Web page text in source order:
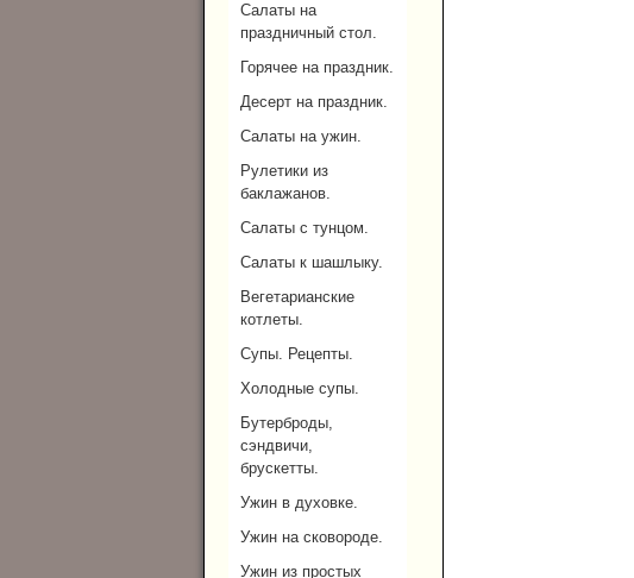
Салаты на
праздничный стол.
Горячее на праздник.
Десерт на праздник.
Салаты на ужин.
Рулетики из
баклажанов.
Салаты с тунцом.
Салаты к шашлыку.
Вегетарианские
котлеты.
Супы. Рецепты.
Холодные супы.
Бутерброды,
сэндвичи,
брускетты.
Ужин в духовке.
Ужин на сковороде.
Ужин из простых